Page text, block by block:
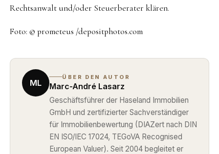
Rechtsanwalt und/oder Steuerberater klären.
Foto: © prometeus /depositphotos.com
ML
ÜBER DEN AUTOR
Marc-André Lasarz
Geschäftsführer der Haseland Immobilien
GmbH und zertifizierter Sachverständiger
für Immobilienbewertung (DIAZert nach DIN
EN ISO/IEC 17024, TEGoVA Recognised
European Valuer). Seit 2004 begleitet er